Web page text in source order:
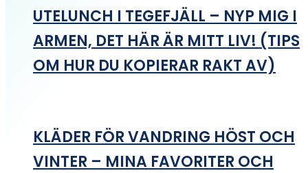
UTELUNCH I TEGEFJÄLL – NYP MIG I
ARMEN, DET HÄR ÄR MITT LIV! (TIPS
OM HUR DU KOPIERAR RAKT AV)
KLÄDER FÖR VANDRING HÖST OCH
VINTER – MINA FAVORITER OCH